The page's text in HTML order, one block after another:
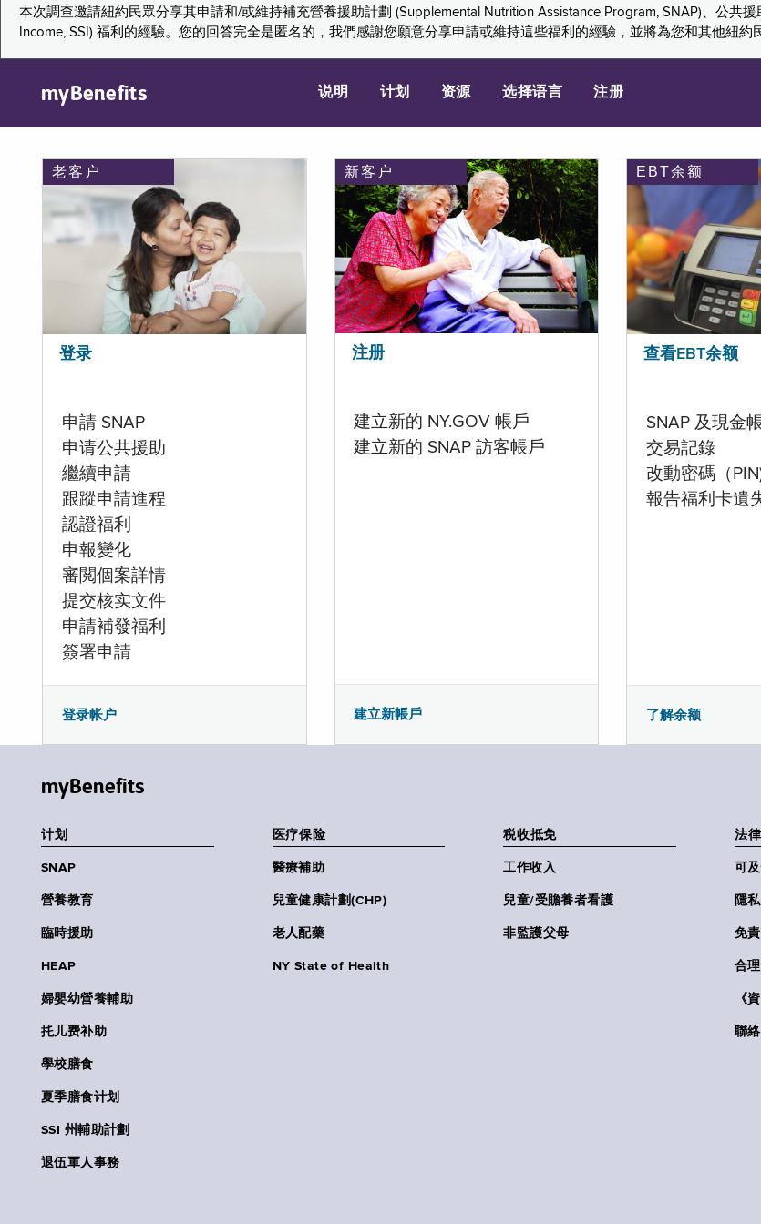
本次調查邀請紐約民眾分享其申請和/或維持補充營養援助計劃 (Supplemental Nutrition Assistance Program, SNAP)、公共
Income, SSI) 福利的經驗。您的回答完全是匿名的，我們感謝您願意分享申請或維持這些福利的經驗，並將為您和其他紐約
myBenefits 说明 计划 资源 选择语言 注册
老客户
登录
申請 SNAP
申请公共援助
繼續申請
跟蹤申請進程
認證福利
申報變化
審閲個案詳情
提交核实文件
申請補發福利
簽署申請
登录帐户
新客户
注册
建立新的 NY.GOV 帳戶
建立新的 SNAP 訪客帳戶
建立新帳戶
EBT余额
查看EBT余额
SNAP 及現金
交易記錄
改動密碼（
報告福利卡遺
了解余额
myBenefits
计划
SNAP
營養教育
臨時援助
HEAP
婦嬰幼營養輔助
扥儿费补助
學校膳食
夏季膳食计划
SSI 州輔助計劃
退伍軍人事務
医疗保险
醫療補助
兒童健康計劃(CHP)
老人配藥
NY State of Health
税收抵免
工作收入
兒童/受贍養者看護
非監護父母
法
可
隱
免
合
《
聯